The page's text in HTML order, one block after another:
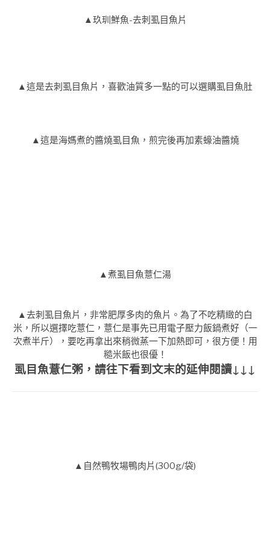
▲玖玔鮮魚-去刺虱目魚片
▲這是去刺虱目魚片，喜歡油質多一點的可以選購虱目魚肚
▲這是海媽煮的醬燒虱目魚，煎完後再加素蠔油醬燒
▲煮虱目魚薏仁湯
▲去刺虱目魚片，非常肥厚多肉的魚片。為了不吃精緻的白
米，所以選擇吃薏仁，薏仁是事先已用電子壓力飯鍋煮好（一
次煮半斤），要吃再拿出來稍微蒸一下加熱即可，很方便！用
糙米飯也很優！
虱目魚薏仁粥，請往下看到文末的延伸閱讀↓↓↓
▲自然鴨牧場鴨肉片(300g/袋)